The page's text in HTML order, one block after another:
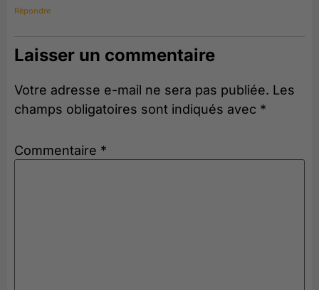
Répondre
Laisser un commentaire
Votre adresse e-mail ne sera pas publiée. Les
champs obligatoires sont indiqués avec *
Commentaire *